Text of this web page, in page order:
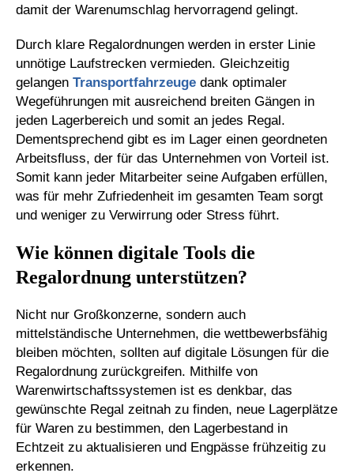
damit der Warenumschlag hervorragend gelingt.
Durch klare Regalordnungen werden in erster Linie
unnötige Laufstrecken vermieden. Gleichzeitig
gelangen Transportfahrzeuge dank optimaler
Wegeführungen mit ausreichend breiten Gängen in
jeden Lagerbereich und somit an jedes Regal.
Dementsprechend gibt es im Lager einen geordneten
Arbeitsfluss, der für das Unternehmen von Vorteil ist.
Somit kann jeder Mitarbeiter seine Aufgaben erfüllen,
was für mehr Zufriedenheit im gesamten Team sorgt
und weniger zu Verwirrung oder Stress führt.
Wie können digitale Tools die
Regalordnung unterstützen?
Nicht nur Großkonzerne, sondern auch
mittelständische Unternehmen, die wettbewerbsfähig
bleiben möchten, sollten auf digitale Lösungen für die
Regalordnung zurückgreifen. Mithilfe von
Warenwirtschaftssystemen ist es denkbar, das
gewünschte Regal zeitnah zu finden, neue Lagerplätze
für Waren zu bestimmen, den Lagerbestand in
Echtzeit zu aktualisieren und Engpässe frühzeitig zu
erkennen.